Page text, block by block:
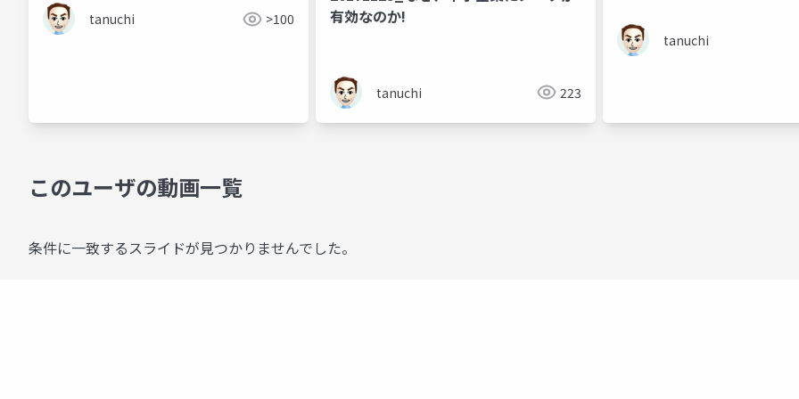
tanuchi >100
有効なのか!
tanuchi 223
tanuchi
このユーザの動画一覧
条件に一致するスライドが見つかりませんでした。